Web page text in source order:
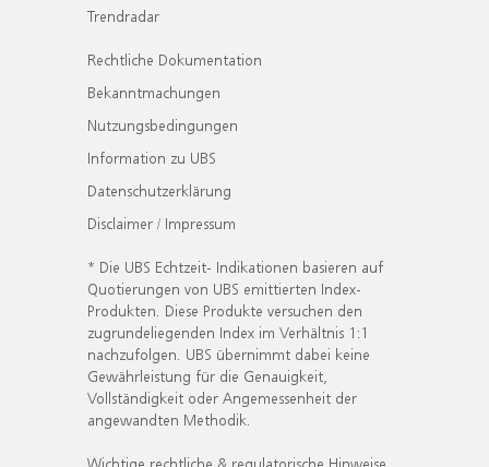
Trendradar
Rechtliche Dokumentation
Bekanntmachungen
Nutzungsbedingungen
Information zu UBS
Datenschutzerklärung
Disclaimer / Impressum
* Die UBS Echtzeit- Indikationen basieren auf
Quotierungen von UBS emittierten Index-
Produkten. Diese Produkte versuchen den
zugrundeliegenden Index im Verhältnis 1:1
nachzufolgen. UBS übernimmt dabei keine
Gewährleistung für die Genauigkeit,
Vollständigkeit oder Angemessenheit der
angewandten Methodik.